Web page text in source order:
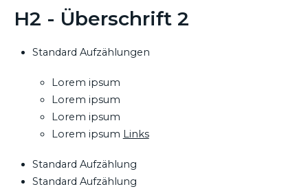
H2 - Überschrift 2
Standard Aufzählungen
Lorem ipsum
Lorem ipsum
Lorem ipsum
Lorem ipsum Links
Standard Aufzählung
Standard Aufzählung